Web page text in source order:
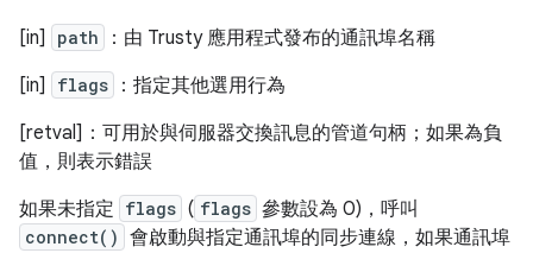
[in] path
：由 Trusty 應用程式發布的通訊埠名稱
[in]
flags
：指定其他選用行為
[retval]：可用於與伺服器交換訊息的管道句柄；如果為負
值，則表示錯誤
如果未指定 flags ( flags 參數設為 0)，呼叫
connect() 會啟動與指定通訊埠的同步連線，如果通訊埠